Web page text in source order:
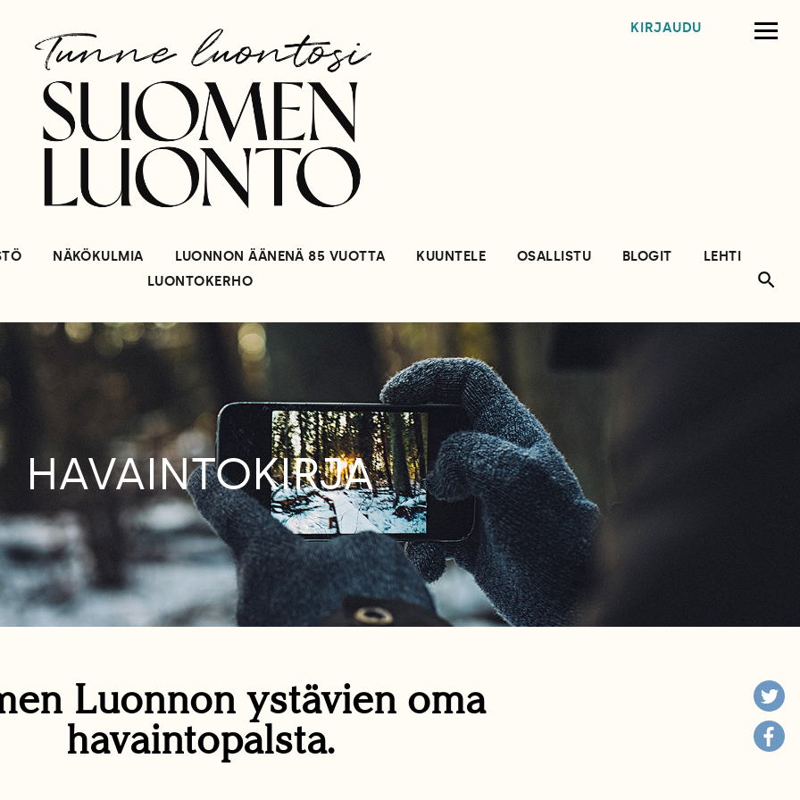
KIRJAUDU
NÄKÖKULMIA LUONNON ÄÄNENÄ 85 VUOTTA KUUNTELE OSALLISTU BLOGIT
LEHTI
LUONTOKERHO
HAVAINTOKIRJA
Luonnon ystävien oma
havaintopalsta.